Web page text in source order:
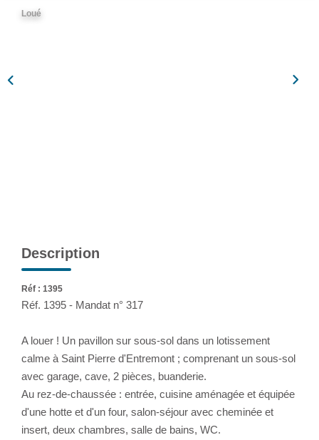
Loué
Description
Réf : 1395
Réf. 1395 - Mandat n° 317
A louer ! Un pavillon sur sous-sol dans un lotissement
calme à Saint Pierre d'Entremont ; comprenant un sous-sol
avec garage, cave, 2 pièces, buanderie.
Au rez-de-chaussée : entrée, cuisine aménagée et équipée
d'une hotte et d'un four, salon-séjour avec cheminée et
insert, deux chambres, salle de bains, WC.